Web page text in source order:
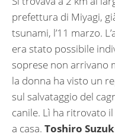
prefettura di Miyagi,
tsunami, l’11 marzo.
era stato possibile
soprese non arrivano
la donna ha visto un
sul salvataggio del
canile. Lì ha ritrovato
a casa. Toshiro